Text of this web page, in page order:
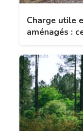
Charge utile
aménagés :